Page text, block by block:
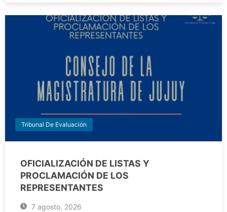
Tribunal De Evaluación
OFICIALIZACIÓN DE LISTAS Y
PROCLAMACIÓN DE LOS
REPRESENTANTES
7 agosto, 2026